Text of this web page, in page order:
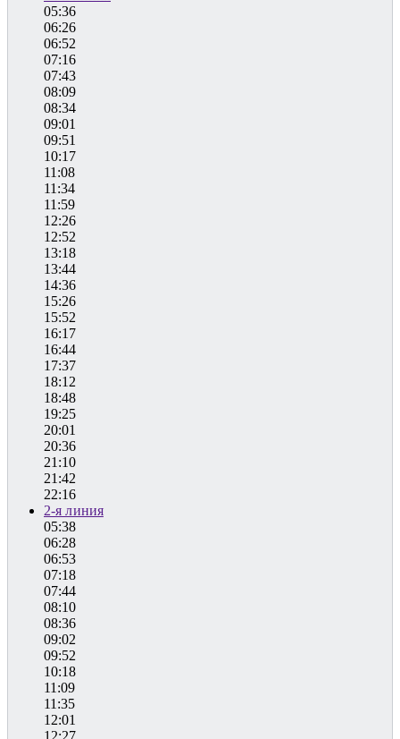
05:36
06:26
06:52
07:16
07:43
08:09
08:34
09:01
09:51
10:17
11:08
11:34
11:59
12:26
12:52
13:18
13:44
14:36
15:26
15:52
16:17
16:44
17:37
18:12
18:48
19:25
20:01
20:36
21:10
21:42
22:16
2-я линия
05:38
06:28
06:53
07:18
07:44
08:10
08:36
09:02
09:52
10:18
11:09
11:35
12:01
12:27